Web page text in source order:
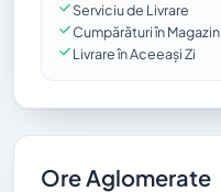
Serviciu de Livrare
Cumpărături în Magazin
Livrare în Aceeași Zi
Ore Aglomerate